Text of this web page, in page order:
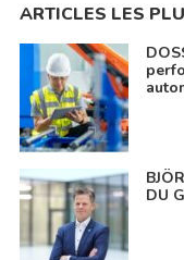
ARTICLES LES
DU